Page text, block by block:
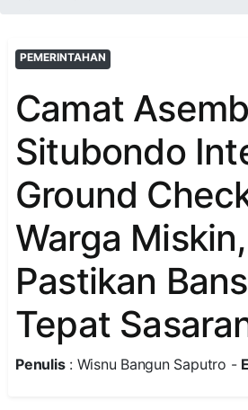
PEMERINTAHAN
Camat
Situbondo
Ground
Warga Miskin,
Pastikan
Tepat
Penulis: Wisnu Bangun Saputro -